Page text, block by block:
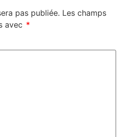
pas publiée. Les champs
avec *